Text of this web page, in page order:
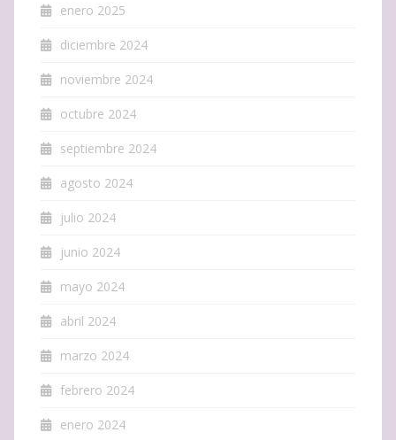
enero 2025
diciembre 2024
noviembre 2024
octubre 2024
septiembre 2024
agosto 2024
julio 2024
junio 2024
mayo 2024
abril 2024
marzo 2024
febrero 2024
enero 2024